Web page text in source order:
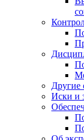
Другие
Иски и